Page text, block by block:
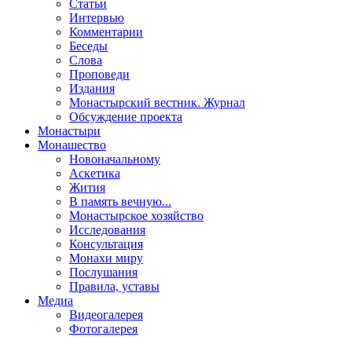
Статьи
Интервью
Комментарии
Беседы
Слова
Проповеди
Издания
Монастырский вестник. Журнал
Обсуждение проекта
Монастыри
Монашество
Новоначальному
Аскетика
Жития
В память вечную...
Монастырское хозяйство
Исследования
Консультация
Монахи миру
Послушания
Правила, уставы
Медиа
Видеогалерея
Фотогалерея